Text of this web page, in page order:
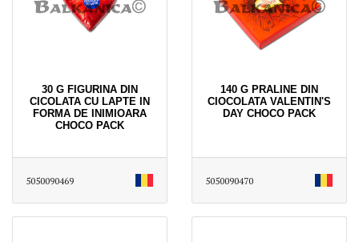
30 G FIGURINA DIN
CICOLATA CU LAPTE IN
FORMA DE INIMIOARA
CHOCO PACK
5050090469
140 G PRALINE DIN
CIOCOLATA VALENTIN'S
DAY CHOCO PACK
5050090470